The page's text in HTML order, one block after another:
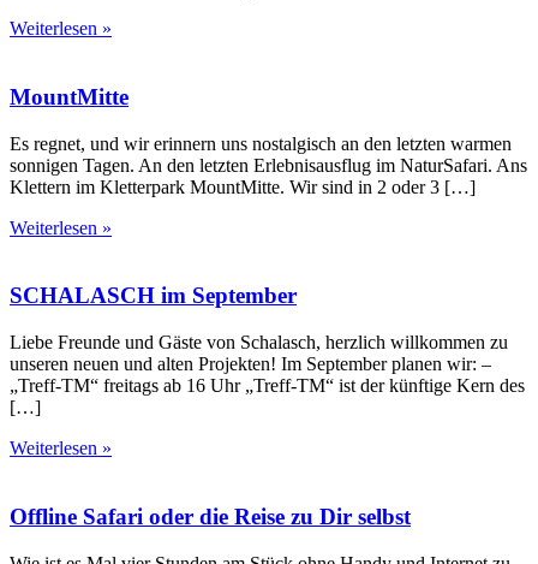
Weiterlesen »
MountMitte
Es regnet, und wir erinnern uns nostalgisch an den letzten warmen
sonnigen Tagen. An den letzten Erlebnisausflug im NaturSafari. Ans
Klettern im Kletterpark MountMitte. Wir sind in 2 oder 3 […]
Weiterlesen »
SCHALASCH im September
Liebe Freunde und Gäste von Schalasch, herzlich willkommen zu
unseren neuen und alten Projekten! Im September planen wir: –
„Treff-TM“ freitags ab 16 Uhr „Treff-TM“ ist der künftige Kern des
[…]
Weiterlesen »
Offline Safari oder die Reise zu Dir selbst